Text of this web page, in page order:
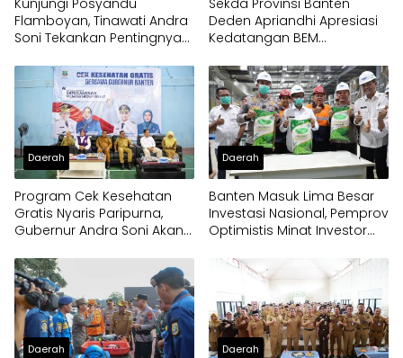
Flamboyan, Tinawati Andra
Soni Tekankan Pentingnya
Deden Apriandhi Apresiasi
Kedatangan BEM
Daerah
Program Cek Kesehatan
Gratis Nyaris Paripurna,
Gubernur Andra Soni Akan
Daerah
Banten Masuk Lima Besar
Investasi Nasional, Pemprov
Optimistis Minat Investor
Daerah Daerah